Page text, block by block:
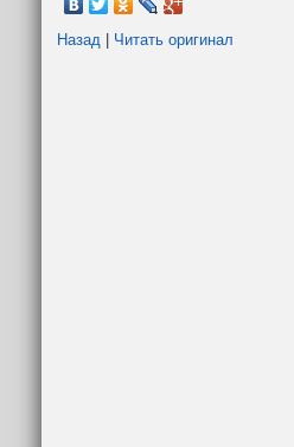
Назад | Читать оригинал